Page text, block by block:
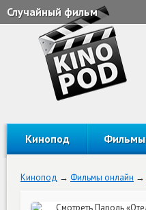
Случайный фильм
Кинопод Фильмы
Кинопод Фильмы онлайн